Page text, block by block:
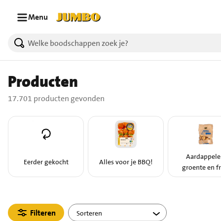
Menu
17701 producten gevonden.
Producten
17.701 producten gevonden
Eerder gekocht Alles voor je BBQ!
groente en
Filteren